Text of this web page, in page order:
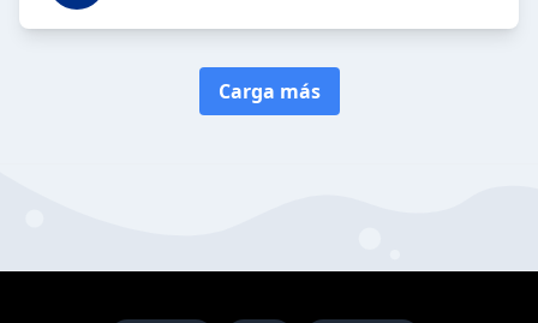
Carga más